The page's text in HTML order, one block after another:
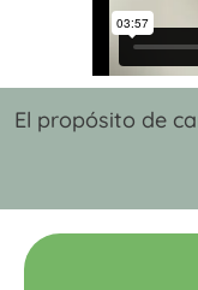
El propósito de